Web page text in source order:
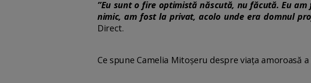
”Eu sunt o fire optimistă născută, nu făcută. Eu
nimic, am fost la privat, acolo unde era domnul
Direct.
Ce spune Camelia Mitoșeru despre viața amoroasă